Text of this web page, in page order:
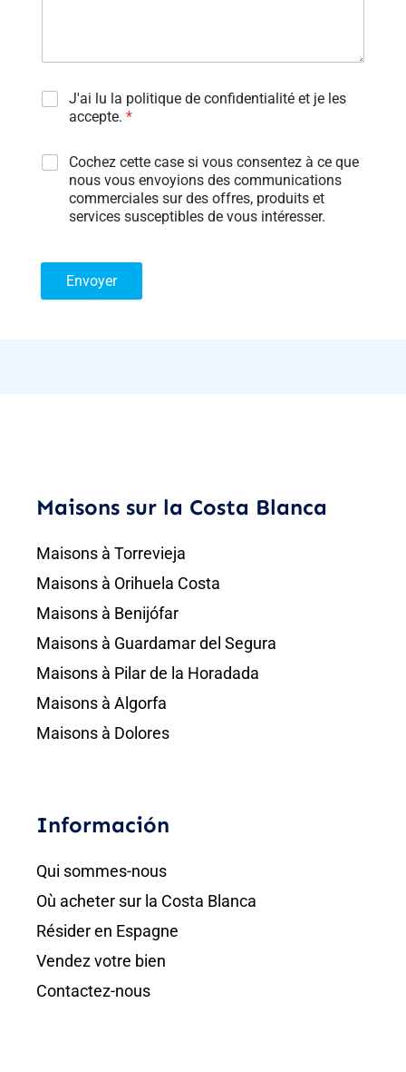
J'ai lu la politique de confidentialité et je les
accepte. *
Cochez cette case si vous consentez à ce que
nous vous envoyions des communications
commerciales sur des offres, produits et
services susceptibles de vous intéresser.
Envoyer
Maisons sur la Costa Blanca
Maisons à Torrevieja
Maisons à Orihuela Costa
Maisons à Benijófar
Maisons à Guardamar del Segura
Maisons à Pilar de la Horadada
Maisons à Algorfa
Maisons à Dolores
Información
Qui sommes-nous
Où acheter sur la Costa Blanca
Résider en Espagne
Vendez votre bien
Contactez-nous